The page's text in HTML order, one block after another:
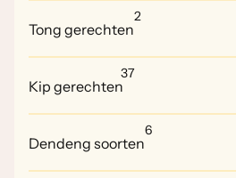
Tong gerechten
2
Kip gerechten
37
Dendeng soorten
6